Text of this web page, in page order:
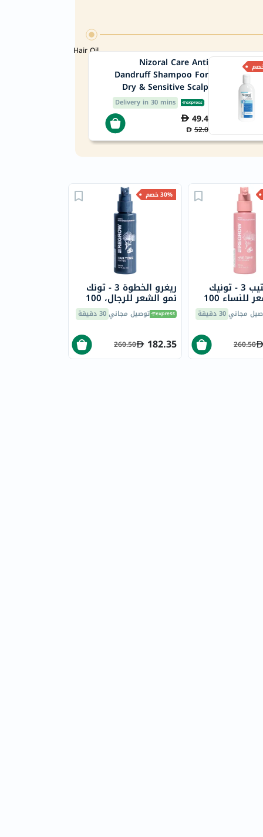
Hair Oil
Nizoral Care Anti
Dandruff Shampoo For
Dry & Sensitive Scalp
200ml
Delivery in 30 mins
49.4
52.0
30% خصم
ريغرو الخطوة 3 - تونك
نمو الشعر للرجال، 100
مل توصيل مجاني30 دقيقة
182.35
260.50
ريجرو ستيب 3 - تونيك
لنمو الشعر للنساء 100
مجاني30 دقيقة
260.50